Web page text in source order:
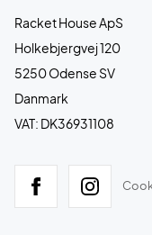
Racket House ApS
Holkebjergvej 120
5250 Odense SV
Danmark
VAT: DK36931108